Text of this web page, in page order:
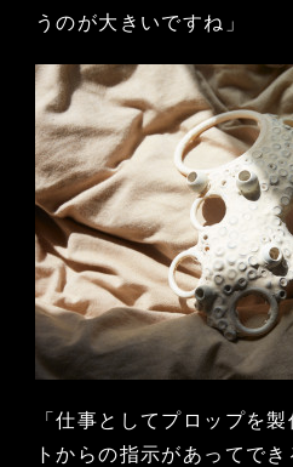
うのが大きいですね」
「仕事としてプロップを
トからの指示があってで